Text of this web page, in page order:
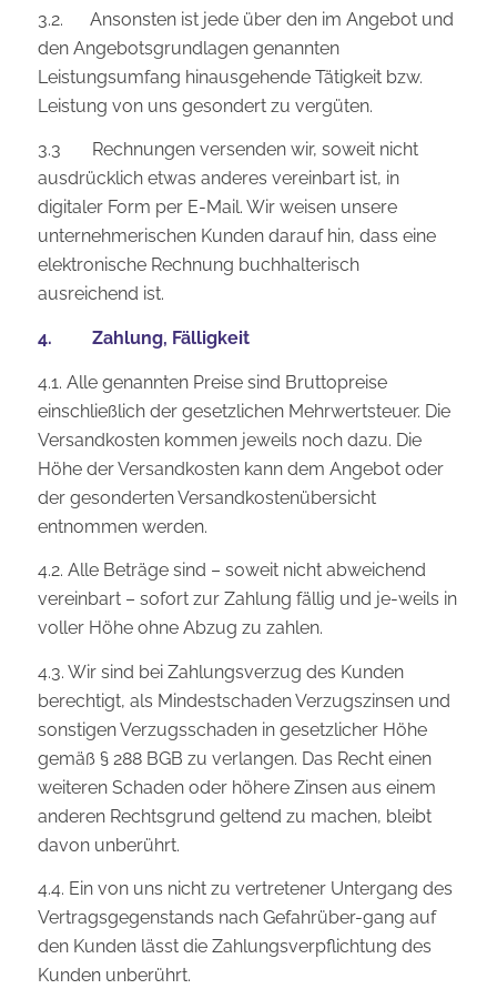
3.2. Ansonsten ist jede über den im Angebot und
den Angebotsgrundlagen genannten
Leistungsumfang hinausgehende Tätigkeit bzw.
Leistung von uns gesondert zu vergüten.
3.3 Rechnungen versenden wir, soweit nicht
ausdrücklich etwas anderes vereinbart ist, in
digitaler Form per E-Mail. Wir weisen unsere
unternehmerischen Kunden darauf hin, dass eine
elektronische Rechnung buchhalterisch
ausreichend ist.
4. Zahlung, Fälligkeit
4.1. Alle genannten Preise sind Bruttopreise
einschließlich der gesetzlichen Mehrwertsteuer. Die
Versandkosten kommen jeweils noch dazu. Die
Höhe der Versandkosten kann dem Angebot oder
der gesonderten Versandkostenübersicht
entnommen werden.
4.2. Alle Beträge sind – soweit nicht abweichend
vereinbart – sofort zur Zahlung fällig und je-weils in
voller Höhe ohne Abzug zu zahlen.
4.3. Wir sind bei Zahlungsverzug des Kunden
berechtigt, als Mindestschaden Verzugszinsen und
sonstigen Verzugsschaden in gesetzlicher Höhe
gemäß § 288 BGB zu verlangen. Das Recht einen
weiteren Schaden oder höhere Zinsen aus einem
anderen Rechtsgrund geltend zu machen, bleibt
davon unberührt.
4.4. Ein von uns nicht zu vertretener Untergang des
Vertragsgegenstands nach Gefahrüber-gang auf
den Kunden lässt die Zahlungsverpflichtung des
Kunden unberührt.